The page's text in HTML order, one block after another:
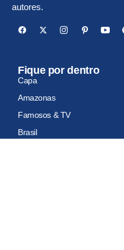
autores.
Fique por dentro
Capa
Amazonas
Famosos & TV
Brasil